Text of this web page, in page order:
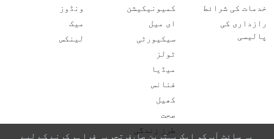
خدمات کی شرائط
رازداری کی
پالیسی
کمیونیکیشن
ای میل
سیکیورٹی
ٹولز
میڈیا
فنانس
کھیل
صحت
طرز زندگی
ونڈوز
میک
لینکس
یہ سائٹ آپ کو ایک بہترین صارف تجربہ فراہم کرنے کے لیے